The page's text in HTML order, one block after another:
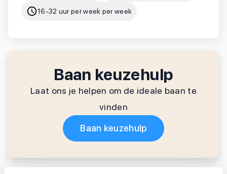
16-32 uur per week per week
Baan keuzehulp
Laat ons je helpen om de ideale baan te
vinden
Baan keuzehulp